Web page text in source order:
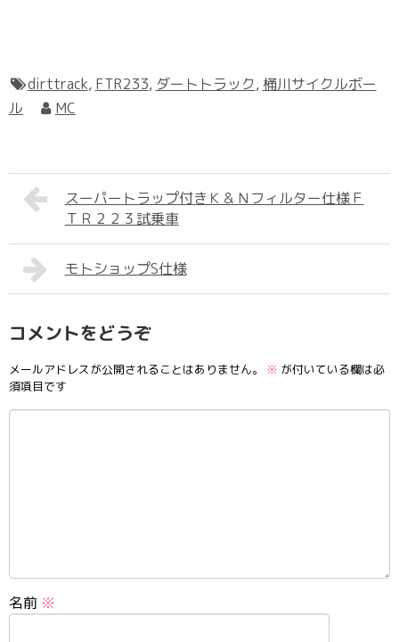
dirttrack, FTR233, ダートトラック, 桶川サイクルボー
ル
MC
スーパートラップ付きＫ＆Ｎフィルター仕様Ｆ
ＴＲ２２３試乗車
モトショップS仕様
コメントをどうぞ
メールアドレスが公開されることはありません。 ※ が付いている欄は必
須項目です
名前 ※